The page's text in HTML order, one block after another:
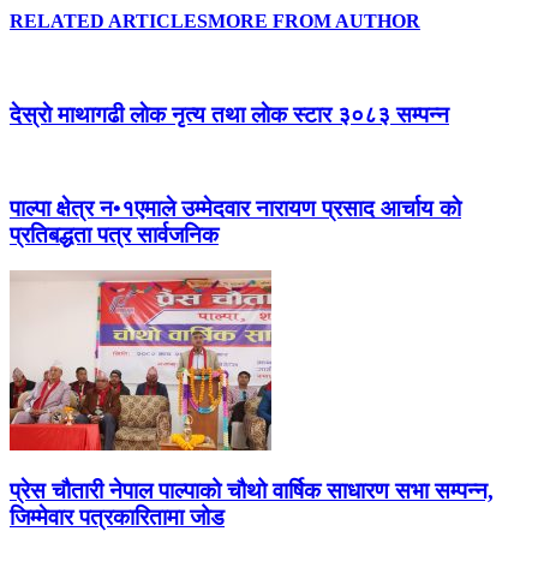
RELATED ARTICLESMORE FROM AUTHOR
देस्राे माथागढी लाेक नृत्य तथा लाेक स्टार ३०८३ सम्पन्न
पाल्पा क्षेत्र न•१एमाले उम्मेदवार नारायण प्रसाद आर्चाय काे
प्रतिबद्धता पत्र सार्वजनिक
प्रेस चौतारी नेपाल पाल्पाको चौथो वार्षिक साधारण सभा सम्पन्न,
जिम्मेवार पत्रकारितामा जोड